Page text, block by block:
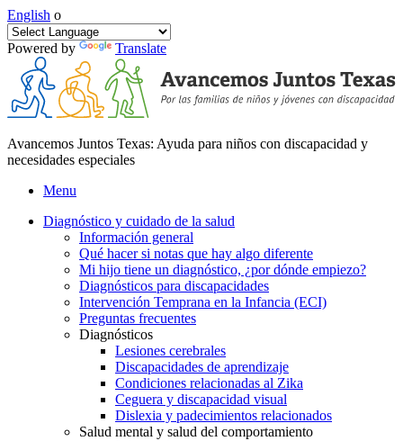
English o
Powered by Translate
Avancemos Juntos Texas: Ayuda para niños con discapacidad y
necesidades especiales
Menu
Diagnóstico y cuidado de la salud
Información general
Qué hacer si notas que hay algo diferente
Mi hijo tiene un diagnóstico, ¿por dónde empiezo?
Diagnósticos para discapacidades
Intervención Temprana en la Infancia (ECI)
Preguntas frecuentes
Diagnósticos
Lesiones cerebrales
Discapacidades de aprendizaje
Condiciones relacionadas al Zika
Ceguera y discapacidad visual
Dislexia y padecimientos relacionados
Salud mental y salud del comportamiento